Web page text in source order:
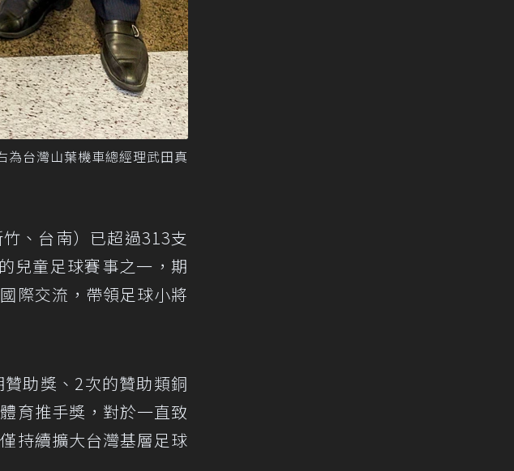
為台灣山葉機車總經理武田真
、台南）已超過313支
兒童足球賽事之一，期
際交流，帶領足球小將
助獎、2次的贊助類銅
育推手獎，對於一直致
持續擴大台灣基層足球